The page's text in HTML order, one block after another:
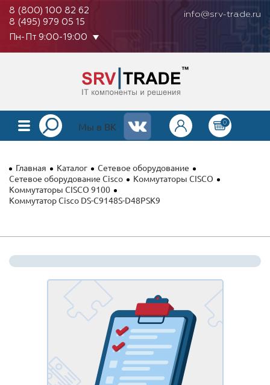
8 (800) 100 82 62
8 (495) 979 05 15
info@srv-trade.ru
Пн-Пт 9:00-19:00
КАТАЛОГ
ОПЛАТА
ГАРАНТИЯ
АКЦИИ
Мы в ВК 0
Главная Каталог
Сетевое оборудование
Сетевое оборудование Cisco
Коммутаторы CISCO
Коммутаторы CISCO 9100
Коммутатор Cisco DS-C9148S-D48PSK9